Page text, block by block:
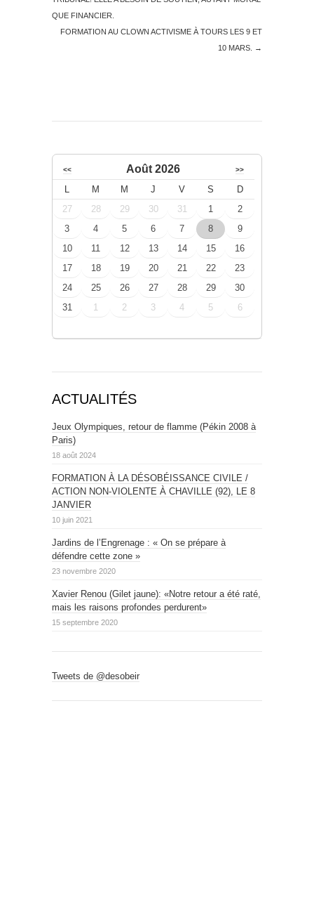
QUE FINANCIER.
FORMATION AU CLOWN ACTIVISME À TOURS LES 9 ET
10 MARS.
→
<< Août 2026 >>
M M J V S
D
27
28 29 30 31 1
2
3
4 5 6 7 8
9
10
11 12 13 14 15
16
17
18 19 20 21 22
23
24
25 26 27 28 29
30
31
1 2 3 4 5 6
ACTUALITÉS
Jeux Olympiques, retour de flamme (Pékin 2008 à
Paris)
18 août 2024
FORMATION À LA DÉSOBÉISSANCE CIVILE /
ACTION NON-VIOLENTE À CHAVILLE (92), LE 8
JANVIER
10 juin 2021
Jardins de l’Engrenage : « On se prépare à
défendre cette zone »
23 novembre 2020
Xavier Renou (Gilet jaune): «Notre retour a été raté,
mais les raisons profondes perdurent»
15 septembre 2020
Tweets de @desobeir